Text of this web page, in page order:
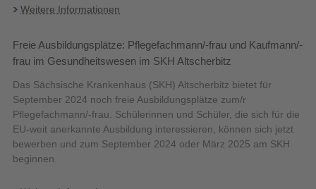
Weitere Informationen
Freie Ausbildungsplätze: Pflegefachmann/-frau und Kaufmann/-
frau im Gesundheitswesen im SKH Altscherbitz
Das Sächsische Krankenhaus (SKH) Altscherbitz bietet für
September 2024 noch freie Ausbildungsplätze zum/r
Pflegefachmann/-frau. Schülerinnen und Schüler, die sich für die
EU-weit anerkannte Ausbildung interessieren, können sich jetzt
bewerben und zum September 2024 oder März 2025 am SKH
beginnen.